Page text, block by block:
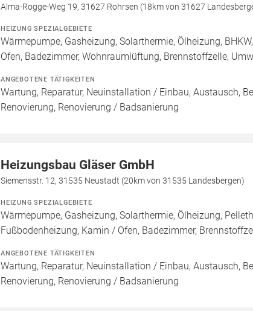
Alma-Rogge-Weg 19, 31627 Rohrsen (18km von 31627
HEIZUNG SPEZIALGEBIETE
Wärmepumpe, Gasheizung, Solarthermie, Ölheizung,
Ofen, Badezimmer, Wohnraumlüftung, Brennstoffzelle,
ANGEBOTENE TÄTIGKEITEN
Wartung, Reparatur, Neuinstallation / Einbau, Austausch,
Renovierung, Renovierung / Badsanierung
Heizungsbau Gläser GmbH
Siemensstr. 12, 31535 Neustadt (20km von 31535 Landesbergen)
HEIZUNG SPEZIALGEBIETE
Wärmepumpe, Gasheizung, Solarthermie, Ölheizung,
Fußbodenheizung, Kamin / Ofen, Badezimmer,
ANGEBOTENE TÄTIGKEITEN
Wartung, Reparatur, Neuinstallation / Einbau, Austausch,
Renovierung, Renovierung / Badsanierung